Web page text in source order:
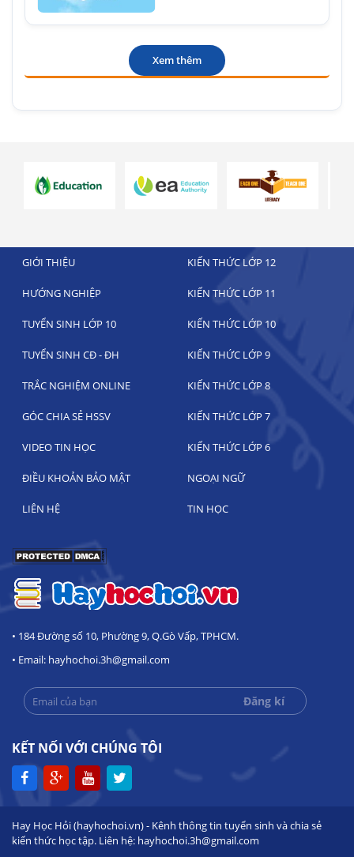
Xem thêm
GIỚI THIỆU KIẾN THỨC LỚP 12
HƯỚNG NGHIỆP KIẾN THỨC LỚP 11
TUYỂN SINH LỚP 10 KIẾN THỨC LỚP 10
TUYỂN SINH CĐ - ĐH KIẾN THỨC LỚP 9
TRẮC NGHIỆM ONLINE KIẾN THỨC LỚP 8
GÓC CHIA SẺ HSSV KIẾN THỨC LỚP 7
VIDEO TIN HỌC KIẾN THỨC LỚP 6
ĐIỀU KHOẢN BẢO MẬT NGOẠI NGỮ
LIÊN HỆ TIN HỌC
• 184 Đường số 10, Phường 9, Q.Gò Vấp, TPHCM.
• Email: hayhochoi.3h@gmail.com
KẾT NỐI VỚI CHÚNG TÔI
Hay Học Hỏi (hayhochoi.vn) - Kênh thông tin tuyển sinh và chia sẻ
kiến thức học tập. Liên hệ: hayhochoi.3h@gmail.com